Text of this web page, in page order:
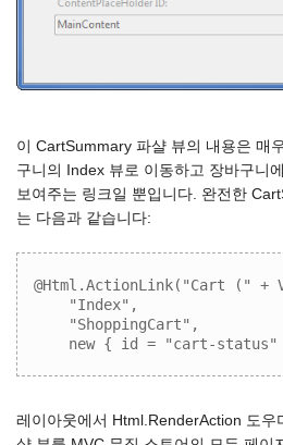
이 CartSummary 파샬 뷰의 내용은 매
구니의 Index 뷰로 이동하고 장바구니
보여주는 링크일 뿐입니다. 완전한
는 다음과 같습니다:
@Html.ActionLink("Cart ("
    "Index",
    "ShoppingCart",
new { id = "cart-status"
레이아웃에서 Html.RenderAction 도우